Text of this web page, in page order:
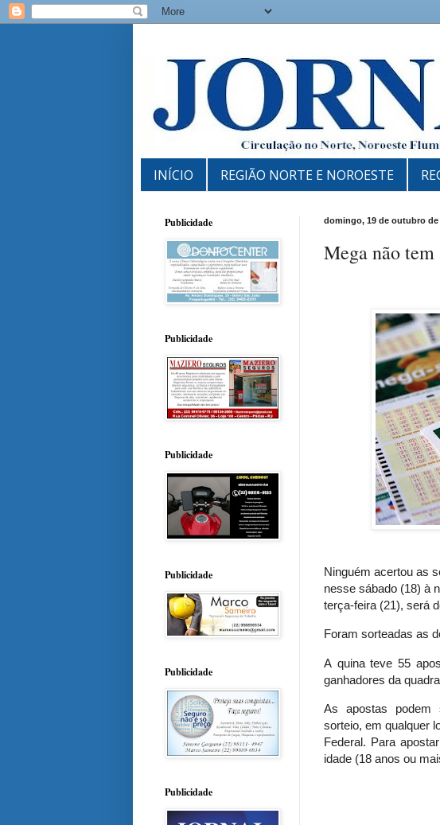
INÍCIO REGIÃO NORTE E NOROESTE
domingo, 19 de outubro de
Mega não
Ninguém acertou as
nesse sábado (18) à
terça-feira (21), será
Foram sorteadas as
A quina teve 55
ganhadores da
As apostas
sorteio, em qualquer
Federal. Para
idade (18 anos ou
Publicidade
Publicidade
Publicidade
Publicidade
Publicidade
Publicidade